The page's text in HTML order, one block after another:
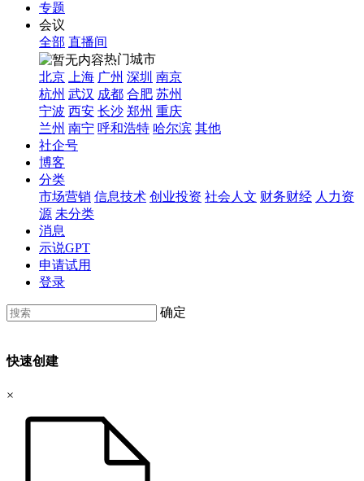
专题
会议
全部 直播间
热门城市
北京
上海 广州 深圳 南京
杭州 武汉 成都 合肥 苏州
宁波 西安 长沙 郑州 重庆
兰州 南宁 呼和浩特 哈尔滨 其他
社企号
博客
分类
市场营销 信息技术 创业投资 社会人文 财务财经 人力资
源 未分类
消息
示说GPT
申请试用
登录
确定
快速创建
×